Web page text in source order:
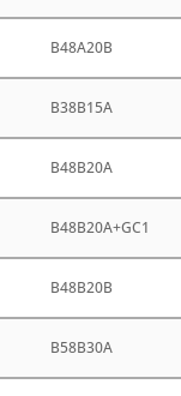
B48A20B
B38B15A
B48B20A
B48B20A+GC1
B48B20B
B58B30A